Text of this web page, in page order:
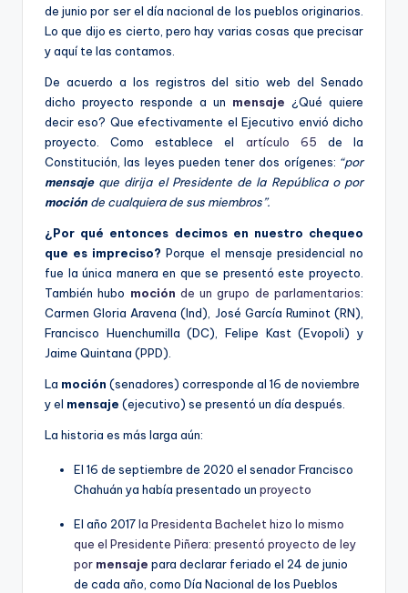
de junio por ser el día nacional de los pueblos originarios.
Lo que dijo es cierto, pero hay varias cosas que precisar
y aquí te las contamos.
De acuerdo a los registros del sitio web del Senado
dicho proyecto responde a un mensaje ¿Qué quiere
decir eso? Que efectivamente el Ejecutivo envió dicho
proyecto. Como establece el artículo 65 de la
Constitución, las leyes pueden tener dos orígenes: “por
mensajeque dirija el Presidente de la República o por
moción de cualquiera de sus miembros”.
¿Por qué entonces decimos en nuestro chequeo
que es impreciso? Porque el mensaje presidencial no
fue la única manera en que se presentó este proyecto.
También hubo moción de un grupo de parlamentarios:
Carmen Gloria Aravena (Ind), José García Ruminot (RN),
Francisco Huenchumilla (DC), Felipe Kast (Evopoli) y
Jaime Quintana (PPD).
La moción (senadores) corresponde al 16 de noviembre
y el mensaje (ejecutivo) se presentó un día después.
La historia es más larga aún:
El 16 de septiembre de 2020 el senador Francisco
Chahuán ya había presentado un proyecto
El año 2017la Presidenta Bachelet hizo lo mismo
que el Presidente Piñera: presentó proyecto de ley
por mensaje para declarar feriado el 24 de junio
de cada año, como Día Nacional de los Pueblos